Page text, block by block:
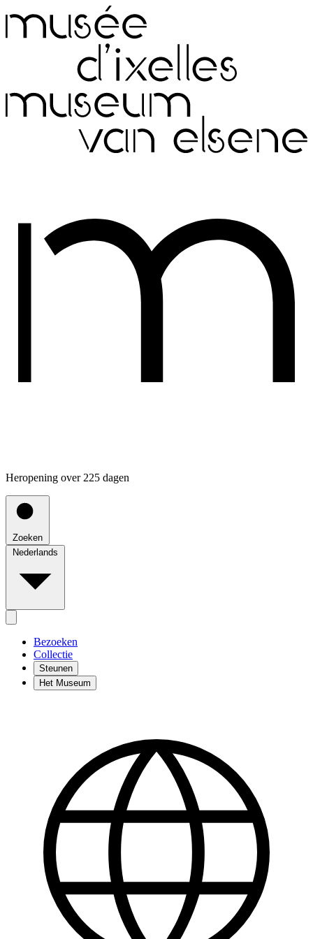
Heropening over 225 dagen
Zoeken
Nederlands
Bezoeken
Collectie
Steunen
Het Museum